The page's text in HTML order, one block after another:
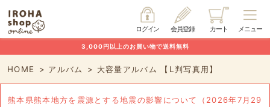
メニュー
カート
会員登録
ログイン
3,000円以上のお買い物で送料無料
HOME アルバム 大容量アルバム 【L判写真用】
熊本県熊本地方を震源とする地震の影響について（2026年7月29